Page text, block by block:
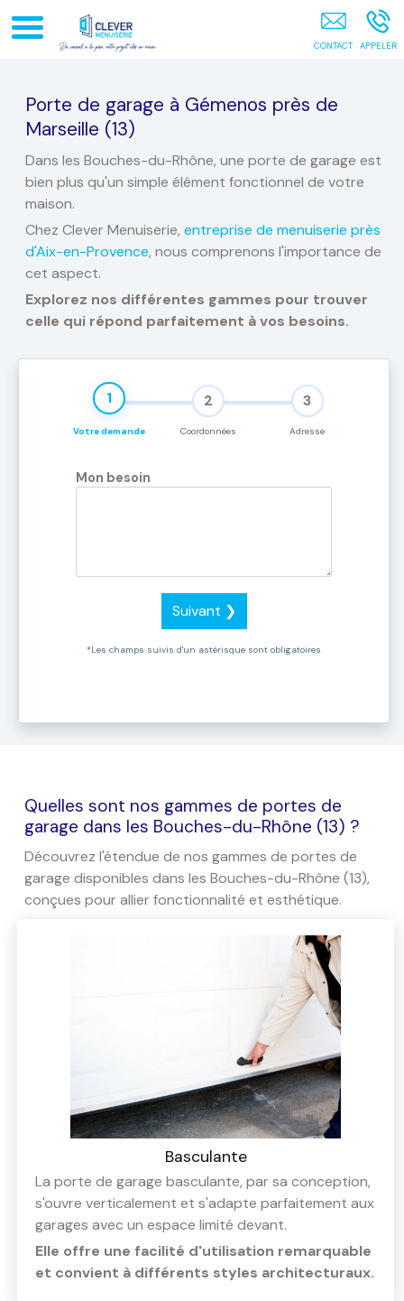
Entreprise De Menuiserie Aix-En-Provence
Porte de garage à Gémenos près de
Marseille (13)
Dans les Bouches-du-Rhône, une porte de garage est
bien plus qu'un simple élément fonctionnel de votre
maison.
Chez Clever Menuiserie, entreprise de menuiserie près
d'Aix-en-Provence, nous comprenons l'importance de
cet aspect.
Explorez nos différentes gammes pour trouver
celle qui répond parfaitement à vos besoins.
1
Votre demande
2
Coordonnées
3
Adresse
Mon besoin
Suivant ❯
*Les champs suivis d'un astérisque sont obligatoires
Quelles sont nos gammes de portes de
garage dans les Bouches-du-Rhône (13) ?
Découvrez l'étendue de nos gammes de portes de
garage disponibles dans les Bouches-du-Rhône (13),
conçues pour allier fonctionnalité et esthétique.
Basculante
La porte de garage basculante, par sa conception,
s'ouvre verticalement et s'adapte parfaitement aux
garages avec un espace limité devant.
Elle offre une facilité d'utilisation remarquable
et convient à différents styles architecturaux.